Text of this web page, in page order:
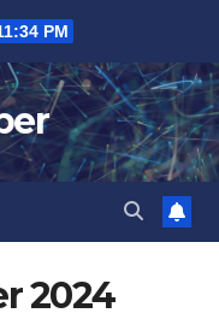
PM
2024